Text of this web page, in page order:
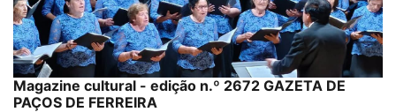
Magazine cultural - edição n.º 2672 GAZETA DE
PAÇOS DE FERREIRA